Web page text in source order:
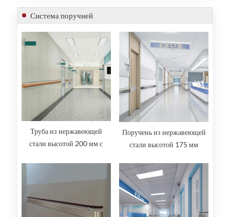
Система поручней
Труба из нержавеющей
стали высотой 200 мм с
Поручень из нержавеющей
стали высотой 175 мм